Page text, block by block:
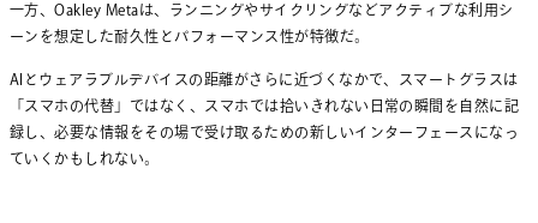
一方、Oakley Metaは、ランニングやサイクリングなどアクティブな利用シ
ーンを想定した耐久性とパフォーマンス性が特徴だ。
AIとウェアラブルデバイスの距離がさらに近づくなかで、スマートグラスは
「スマホの代替」ではなく、スマホでは拾いきれない日常の瞬間を自然に記
録し、必要な情報をその場で受け取るための新しいインターフェースになっ
ていくかもしれない。